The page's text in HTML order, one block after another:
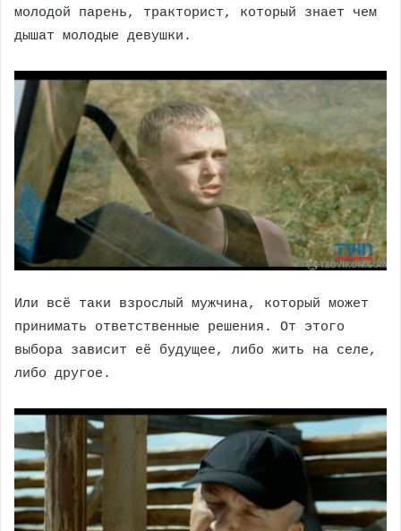
молодой парень, тракторист, который знает чем
дышат молодые девушки.
Или всё таки взрослый мужчина, который может
принимать ответственные решения. От этого
выбора зависит её будущее, либо жить на селе,
либо другое.